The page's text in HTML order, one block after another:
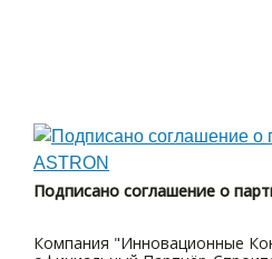
Подписано соглашение о
Компания "Инновационные